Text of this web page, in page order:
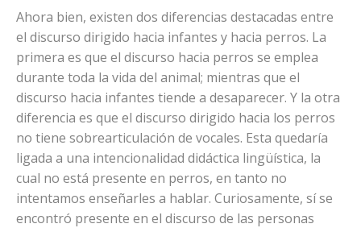
Ahora bien, existen dos diferencias destacadas entre
el discurso dirigido hacia infantes y hacia perros. La
primera es que el discurso hacia perros se emplea
durante toda la vida del animal; mientras que el
discurso hacia infantes tiende a desaparecer. Y la otra
diferencia es que el discurso dirigido hacia los perros
no tiene sobrearticulación de vocales. Esta quedaría
ligada a una intencionalidad didáctica lingüística, la
cual no está presente en perros, en tanto no
intentamos enseñarles a hablar. Curiosamente, sí se
encontró presente en el discurso de las personas